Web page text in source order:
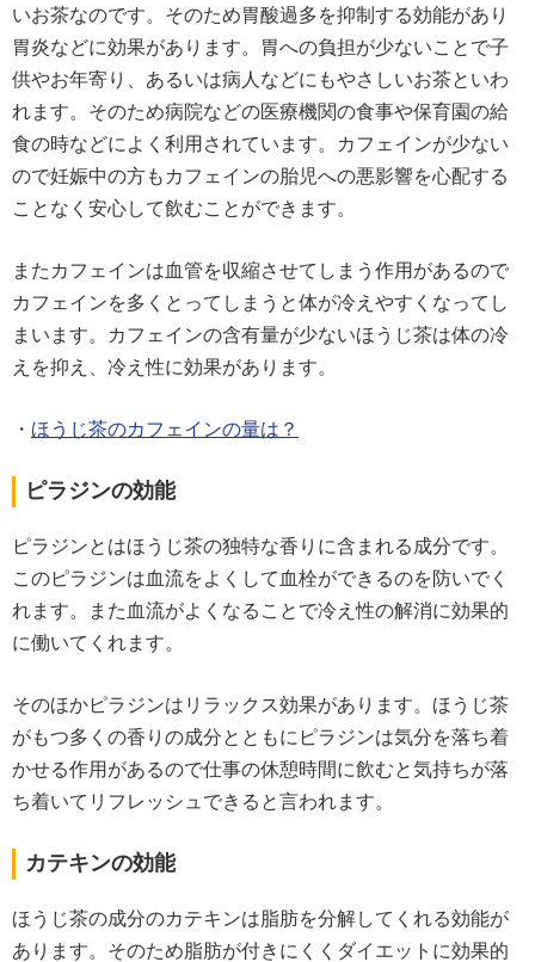
いお茶なのです。そのため胃酸過多を抑制する効能があり
胃炎などに効果があります。胃への負担が少ないことで子
供やお年寄り、あるいは病人などにもやさしいお茶といわ
れます。そのため病院などの医療機関の食事や保育園の給
食の時などによく利用されています。カフェインが少ない
ので妊娠中の方もカフェインの胎児への悪影響を心配する
ことなく安心して飲むことができます。
またカフェインは血管を収縮させてしまう作用があるので
カフェインを多くとってしまうと体が冷えやすくなってし
まいます。カフェインの含有量が少ないほうじ茶は体の冷
えを抑え、冷え性に効果があります。
・ ほうじ茶のカフェインの量は？
ピラジンの効能
ピラジンとはほうじ茶の独特な香りに含まれる成分です。
このピラジンは血流をよくして血栓ができるのを防いでく
れます。また血流がよくなることで冷え性の解消に効果的
に働いてくれます。
そのほかピラジンはリラックス効果があります。ほうじ茶
がもつ多くの香りの成分とともにピラジンは気分を落ち着
かせる作用があるので仕事の休憩時間に飲むと気持ちが落
ち着いてリフレッシュできると言われます。
カテキンの効能
ほうじ茶の成分のカテキンは脂肪を分解してくれる効能が
あります。そのため脂肪が付きにくくダイエットに効果的